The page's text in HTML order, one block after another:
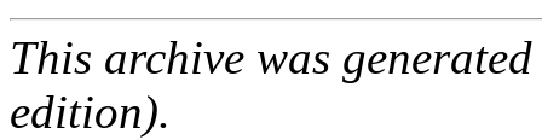
This archive was
edition).